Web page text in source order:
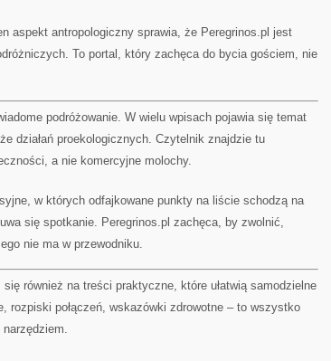
aspekt antropologiczny sprawia, że Peregrinos.pl jest
To portal, który zachęca do bycia gościem, nie
podróżowanie. W wielu wpisach pojawia się temat
działań proekologicznych. Czytelnik znajdzie tu
a nie komercyjne molochy.
w których odfajkowane punkty na liście schodzą na
się spotkanie. Peregrinos.pl zachęca, by zwolnić,
nie ma w przewodniku.
również na treści praktyczne, które ułatwią samodzielne
rozpiski połączeń, wskazówki zdrowotne – to wszystko